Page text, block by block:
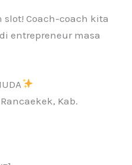
Coach-coach kita
entrepreneur masa
Kab.